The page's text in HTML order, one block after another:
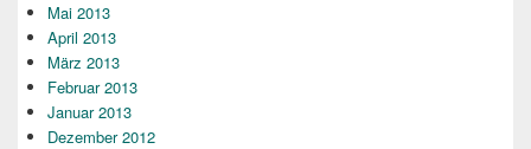
Mai 2013
April 2013
März 2013
Februar 2013
Januar 2013
Dezember 2012